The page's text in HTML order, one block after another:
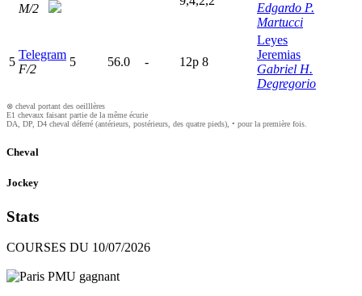
M/2
Edgardo P.
Martucci
5
Telegram
F/2
5 56.0 - 12p 8
Leyes
Jeremias
Gabriel H.
Degregorio
⊗ cheval portant des oeilllères
E1 chevaux faisant partie de la même écurie
DA, DP, D4 cheval déferré (antérieurs, postérieurs, des quatre pieds), • pour la première fois.
Cheval
Jockey
Stats
COURSES DU 10/07/2026